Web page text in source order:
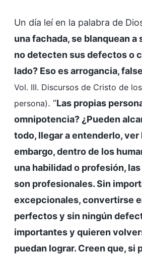
Un día leí en la palabra de
una fachada, se blanquean
no detecten sus defectos o
lado? Eso es arrogancia,
Vol. III. Discursos de Cristo de
persona). “Las propias
omnipotencia? ¿Pueden
todo, llegar a entenderlo,
embargo, dentro de los
una habilidad o profesión,
son profesionales. Sin
excepcionales, convertirse
perfectos y sin ningún
importantes y quieren
puedan lograr. Creen que,